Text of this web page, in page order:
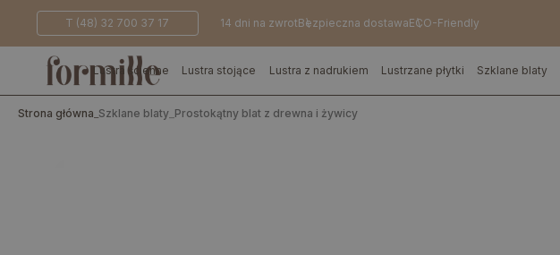
T (48) 32 700 37 17 14 dni na zwrotBezpieczna dostawaECO-Friendly
Lustra ścienne Lustra stojące Lustra z nadrukiem Lustrzane płytki Szklane blaty
Strona główna Szklane blaty Prostokątny blat z drewna i żywicy